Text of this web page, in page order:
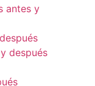
antes y
después